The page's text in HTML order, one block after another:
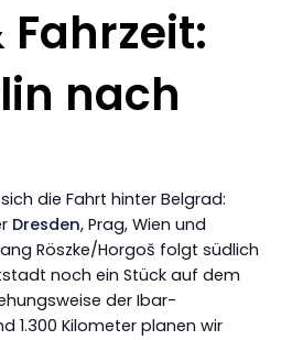
Fahrzeit:
nach
die Fahrt hinter Belgrad:
Dresden, Prag, Wien und
Röszke/Horgoš folgt südlich
noch ein Stück auf dem
der Ibar-
1.300 Kilometer planen wir